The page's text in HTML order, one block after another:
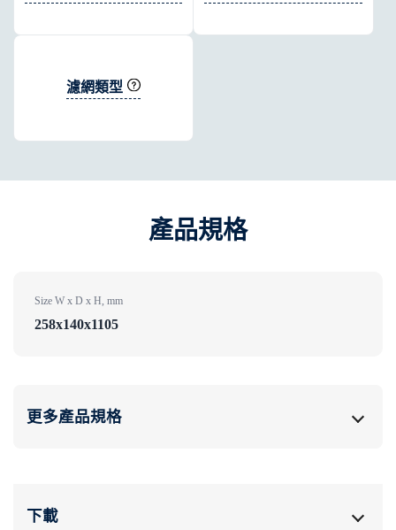
濾網類型
產品規格
Size W x D x H, mm
258x140x1105
更多產品規格
下載